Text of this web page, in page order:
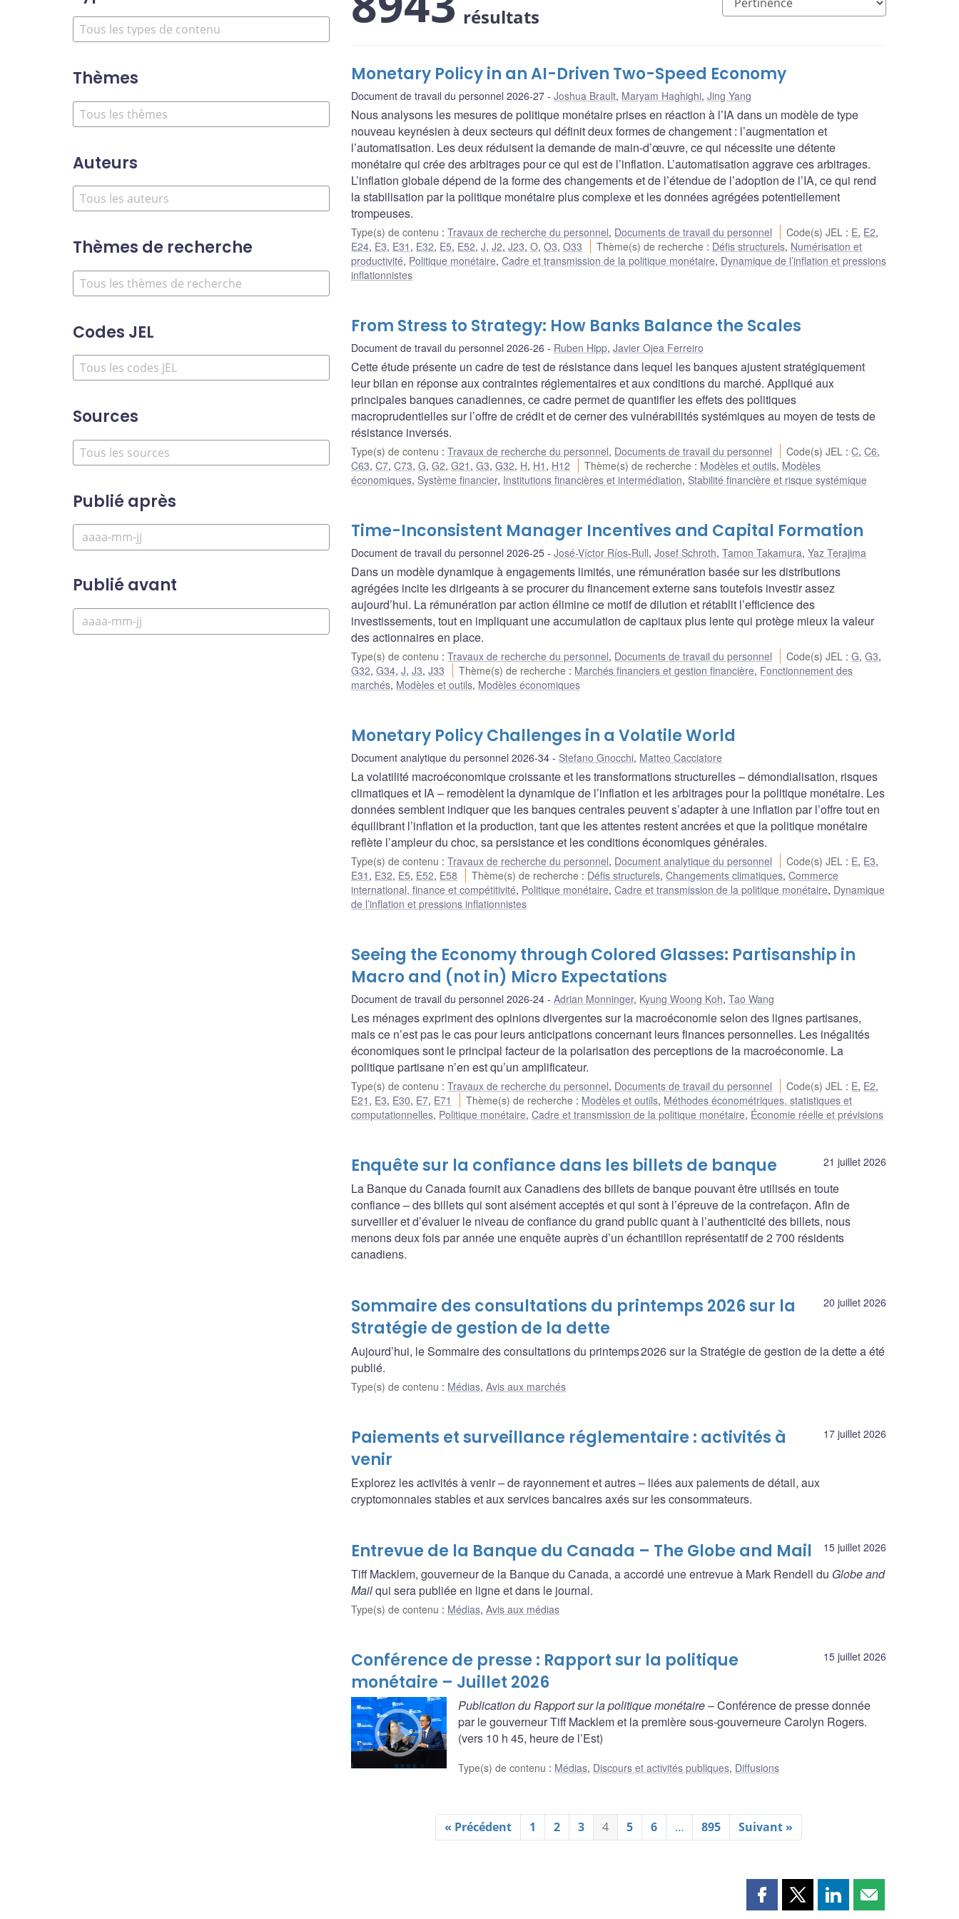
Thèmes
Auteurs
Thèmes de recherche
Codes JEL
Sources
Publié après
Publié avant
résultats
Monetary Policy in an AI-Driven Two-Speed Economy
Document de travail du personnel 2026-27 Joshua Brault, Maryam Haghighi, Jing Yang
Nous analysons les mesures de politique monétaire prises en réaction à l’IA dans un modèle de type
nouveau keynésien à deux secteurs qui définit deux formes de changement : l’augmentation et
l’automatisation. Les deux réduisent la demande de main-d’œuvre, ce qui nécessite une détente
monétaire qui crée des arbitrages pour ce qui est de l’inflation. L’automatisation aggrave ces arbitrages.
L’inflation globale dépend de la forme des changements et de l’étendue de l’adoption de l’IA, ce qui rend
la stabilisation par la politique monétaire plus complexe et les données agrégées potentiellement
trompeuses.
Type(s) de contenu : Travaux de recherche du personnel, Documents de travail du personnel Code(s) JEL : E, E2,
E24, E3, E31 , E32, E5, E52, J, J2, J23, O, O3, O33 Thème(s) de recherche : Défis structurels, Numérisation et
productivité, Politique monétaire, Cadre et transmission de la politique monétaire, Dynamique de l’inflation et pressions
inflationnistes
From Stress to Strategy: How Banks Balance the Scales
Document de travail du personnel 2026-26 Ruben Hipp, Javier Ojea Ferreiro
Cette étude présente un cadre de test de résistance dans lequel les banques ajustent stratégiquement
leur bilan en réponse aux contraintes réglementaires et aux conditions du marché. Appliqué aux
principales banques canadiennes, ce cadre permet de quantifier les effets des politiques
macroprudentielles sur l’offre de crédit et de cerner des vulnérabilités systémiques au moyen de tests de
résistance inversés.
Type(s) de contenu : Travaux de recherche du personnel, Documents de travail du personnel Code(s) JEL :C,C6,
C63, C7, C73, G, G2, G21 , G3, G32, H, H1 , H12 Thème(s) de recherche : Modèles et outils, Modèles
économiques, Système financier, Institutions financières et intermédiation, Stabilité financière et risque systémique
Time-Inconsistent Manager Incentives and Capital Formation
Document de travail du personnel 2026-25 José-Víctor Ríos-Rull, Josef Schroth, Tamon Takamura, Yaz Terajima
Dans un modèle dynamique à engagements limités, une rémunération basée sur les distributions
agrégées incite les dirigeants à se procurer du financement externe sans toutefois investir assez
aujourd’hui. La rémunération par action élimine ce motif de dilution et rétablit l’efficience des
investissements, tout en impliquant une accumulation de capitaux plus lente qui protège mieux la valeur
des actionnaires en place.
Type(s) de contenu : Travaux de recherche du personnel, Documents de travail du personnel Code(s) JEL :G,G3,
G32, G34, J, J3, J33 Thème(s) de recherche : Marchés financiers et gestion financière, Fonctionnement des
marchés, Modèles et outils, Modèles économiques
Monetary Policy Challenges in a Volatile World
Document analytique du personnel 2026-34 Stefano Gnocchi, Matteo Cacciatore
La volatilité macroéconomique croissante et les transformations structurelles – démondialisation, risques
climatiques et IA – remodèlent la dynamique de l’inflation et les arbitrages pour la politique monétaire. Les
données semblent indiquer que les banques centrales peuvent s’adapter à une inflation par l’offre tout en
équilibrant l’inflation et la production, tant que les attentes restent ancrées et que la politique monétaire
reflète l’ampleur du choc, sa persistance et les conditions économiques générales.
Type(s) de contenu : Travaux de recherche du personnel, Document analytique du personnel Code(s) JEL : E, E3,
E31 , E32, E5, E52, E58 Thème(s) de recherche : Défis structurels,Changements climatiques,Commerce
international, finance et compétitivité, Politique monétaire, Cadre et transmission de la politique monétaire, Dynamique
de l’inflation et pressions inflationnistes
Seeing the Economy through Colored Glasses: Partisanship in
Macro and (not in) Micro Expectations
Document de travail du personnel 2026-24 Adrian Monninger, Kyung Woong Koh, Tao Wang
Les ménages expriment des opinions divergentes sur la macroéconomie selon des lignes partisanes,
mais ce n’est pas le cas pour leurs anticipations concernant leurs finances personnelles. Les inégalités
économiques sont le principal facteur de la polarisation des perceptions de la macroéconomie. La
politique partisane n’en est qu’un amplificateur.
Type(s) de contenu : Travaux de recherche du personnel, Documents de travail du personnel Code(s) JEL : E, E2,
E21 , E3, E30, E7, E71 Thème(s) de recherche : Modèles et outils, Méthodes économétriques, statistiques et
computationnelles, Politique monétaire, Cadre et transmission de la politique monétaire, Économie réelle et prévisions
21 juillet 2026
Enquête sur la confiance dans les billets de banque
La Banque du Canada fournit aux Canadiens des billets de banque pouvant être utilisés en toute
confiance – des billets qui sont aisément acceptés et qui sont à l’épreuve de la contrefaçon. Afin de
surveiller et d’évaluer le niveau de confiance du grand public quant à l’authenticité des billets, nous
menons deux fois par année une enquête auprès d’un échantillon représentatif de 2 700 résidents
canadiens.
20 juillet 2026
Sommaire des consultations du printemps 2026 sur la
Stratégie de gestion de la dette
Aujourd’hui, le Sommaire des consultations du printemps 2026 sur la Stratégie de gestion de la dette a été
publié.
Type(s) de contenu : Médias, Avis aux marchés
17 juillet 2026
Paiements et surveillance réglementaire : activités à
venir
Explorez les activités à venir – de rayonnement et autres – liées aux paiements de détail, aux
cryptomonnaies stables et aux services bancaires axés sur les consommateurs.
15 juillet 2026
Entrevue de la Banque du Canada – The Globe and Mail
Tiff Macklem, gouverneur de la Banque du Canada, a accordé une entrevue à Mark Rendell du Globe and
Mailqui sera publiée en ligne et dans le journal.
Type(s) de contenu : Médias, Avis aux médias
15 juillet 2026
Conférence de presse : Rapport sur la politique
monétaire – Juillet 2026
Publication du Rapport sur la politique monétaire– Conférence de presse donnée
par le gouverneur Tiff Macklem et la première sous-gouverneure Carolyn Rogers.
(vers 10 h 45, heure de l’Est)
Type(s) de contenu : Médias, Discours et activités publiques, Diffusions
« Précédent 1 2 3 4 5 6 … 895 Suivant »
PartagerPartagerPartagerPartager